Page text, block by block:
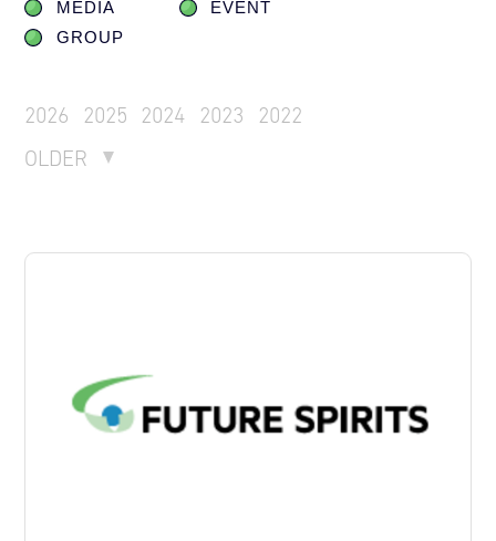
MEDIA
EVENT
GROUP
2026 2025 2024 2023
2022
OLDER